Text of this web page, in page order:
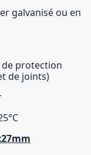
galvanisé ou en
de protection
joints)